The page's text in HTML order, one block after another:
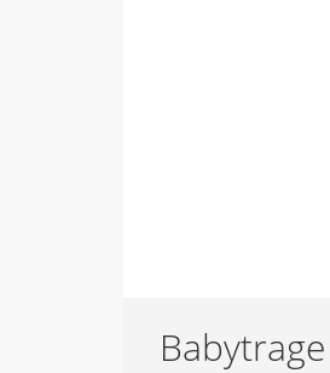
Babytrage